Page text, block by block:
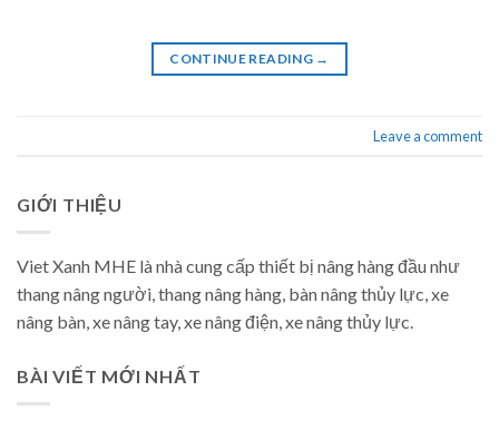
CONTINUE READING →
Leave a comment
GIỚI THIỆU
Viet Xanh MHE là nhà cung cấp thiết bị nâng hàng đầu như
thang nâng người, thang nâng hàng, bàn nâng thủy lực, xe
nâng bàn, xe nâng tay, xe nâng điện, xe nâng thủy lực.
BÀI VIẾT MỚI NHẤT